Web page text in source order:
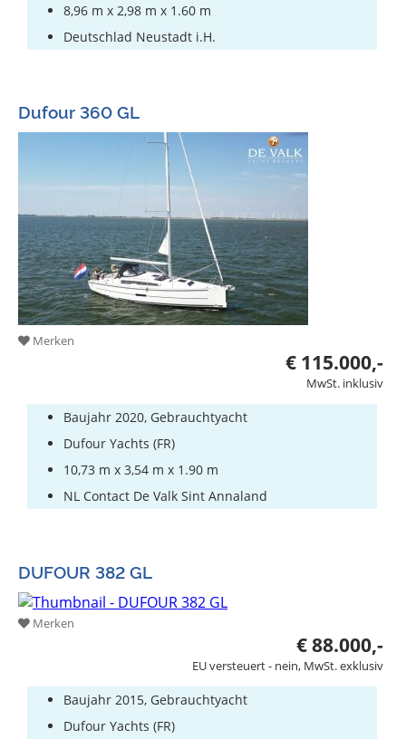
8,96 m x 2,98 m x 1.60 m
Deutschlad Neustadt i.H.
Dufour 360 GL
Merken
€ 115.000,-
MwSt. inklusiv
Baujahr 2020, Gebrauchtyacht
Dufour Yachts (FR)
10,73 m x 3,54 m x 1.90 m
NL Contact De Valk Sint Annaland
DUFOUR 382 GL
Merken
€ 88.000,-
EU versteuert - nein, MwSt. exklusiv
Baujahr 2015, Gebrauchtyacht
Dufour Yachts (FR)